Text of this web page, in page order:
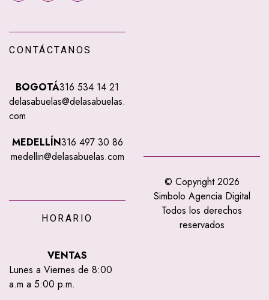
CONTÁCTANOS
BOGOTÁ316 534 14 21
delasabuelas@delasabuelas.
com
MEDELLÍN316 497 30 86
medellin@delasabuelas.com
HORARIO
VENTAS
Lunes a Viernes de 8:00
a.m a 5:00 p.m.
© Copyright 2026
Simbolo Agencia Digital
Todos los derechos
reservados